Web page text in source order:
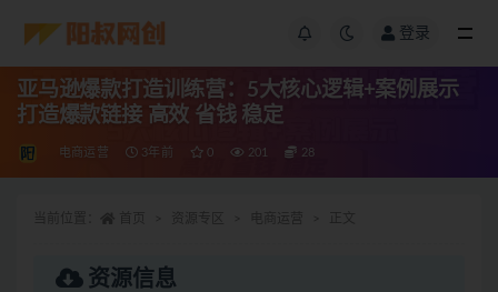
登录
亚马逊爆款打造训练营：5大核心逻辑+案例展示
打造爆款链接 高效 省钱 稳定
电商运营 3年前 0 201 28
资源信息